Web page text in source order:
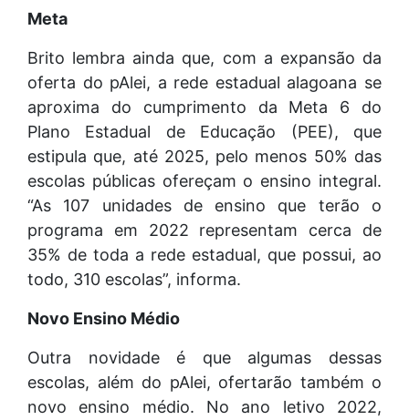
Meta
Brito lembra ainda que, com a expansão da
oferta do pAlei, a rede estadual alagoana se
aproxima do cumprimento da Meta 6 do
Plano Estadual de Educação (PEE), que
estipula que, até 2025, pelo menos 50% das
escolas públicas ofereçam o ensino integral.
“As 107 unidades de ensino que terão o
programa em 2022 representam cerca de
35% de toda a rede estadual, que possui, ao
todo, 310 escolas”, informa.
Novo Ensino Médio
Outra novidade é que algumas dessas
escolas, além do pAlei, ofertarão também o
novo ensino médio. No ano letivo 2022,